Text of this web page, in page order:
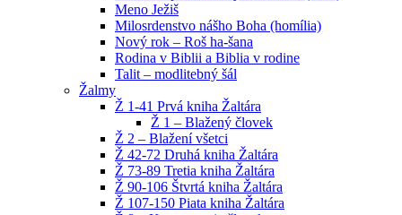
Meno Ježiš
Milosrdenstvo nášho Boha (homília)
Nový rok – Roš ha-šana
Rodina v Biblii a Biblia v rodine
Talit – modlitebný šál
Žalmy
Ž 1-41 Prvá kniha Žaltára
Ž 1 – Blažený človek
Ž 2 – Blažení všetci
Ž 42-72 Druhá kniha Žaltára
Ž 73-89 Tretia kniha Žaltára
Ž 90-106 Štvrtá kniha Žaltára
Ž 107-150 Piata kniha Žaltára